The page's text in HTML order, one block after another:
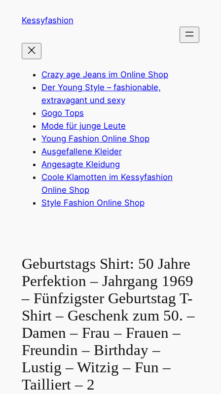
InhaltKessyfashion
Crazy age Jeans im Online Shop
Der Young Style – fashionable,
extravagant und sexy
Gogo Tops
Mode für junge Leute
Young Fashion Online Shop
Ausgefallene Kleider
Angesagte Kleidung
Coole Klamotten im Kessyfashion
Online Shop
Style Fashion Online Shop
Geburtstags Shirt: 50 Jahre
Perfektion – Jahrgang 1969
– Fünfzigster Geburtstag T-
Shirt – Geschenk zum 50. –
Damen – Frau – Frauen –
Freundin – Birthday –
Lustig – Witzig – Fun –
Tailliert – 2